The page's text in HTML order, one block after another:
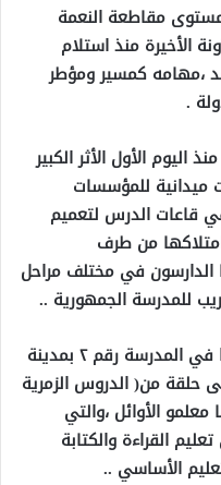
مقاطعة النعمة
الأخيرة منذ استلام
،مهامه كمسير ومؤطر
.
الأول الأثر الكبير
ميدانية للمؤسسات
قاعات الدرس لتعميم
من طرف
الدارسون في مختلف مراحل
للمدرسة الجمهورية ..
ومن تلك الإنعاشات ما قيم به مؤخرا في المدرسة رقم ٢ بمدينة
حلقة من( الدروس الزمرية
الأوائل ،والتي
القراءة والكتابة
الأساسي ..